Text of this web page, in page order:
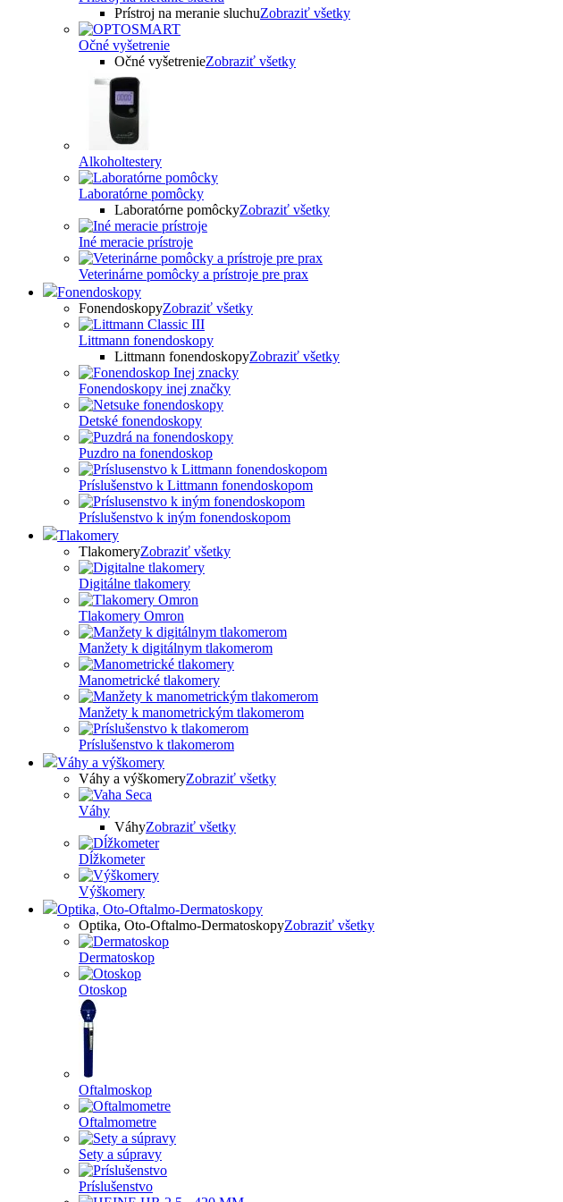
Prístroj na meranie sluchuZobraziť všetky
Očné vyšetrenie
Očné vyšetrenieZobraziť všetky
Alkoholtestery
Laboratórne pomôcky
Laboratórne pomôckyZobraziť všetky
Iné meracie prístroje
Veterinárne pomôcky a prístroje pre prax
Fonendoskopy
FonendoskopyZobraziť všetky
Littmann fonendoskopy
Littmann fonendoskopyZobraziť všetky
Fonendoskopy inej značky
Detské fonendoskopy
Puzdro na fonendoskop
Príslušenstvo k Littmann fonendoskopom
Príslušenstvo k iným fonendoskopom
Tlakomery
TlakomeryZobraziť všetky
Digitálne tlakomery
Tlakomery Omron
Manžety k digitálnym tlakomerom
Manometrické tlakomery
Manžety k manometrickým tlakomerom
Príslušenstvo k tlakomerom
Váhy a výškomery
Váhy a výškomeryZobraziť všetky
Váhy
VáhyZobraziť všetky
Dĺžkometer
Výškomery
Optika, Oto-Oftalmo-Dermatoskopy
Optika, Oto-Oftalmo-DermatoskopyZobraziť všetky
Dermatoskop
Otoskop
Oftalmoskop
Oftalmometre
Sety a súpravy
Príslušenstvo